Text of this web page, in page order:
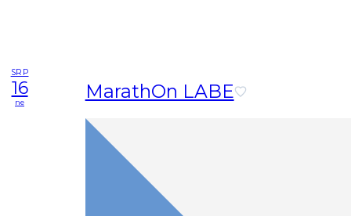
SRP
16
ne MarathOn LABE